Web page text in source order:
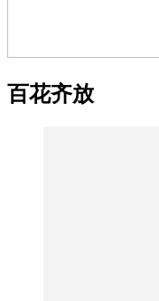
百花齐放